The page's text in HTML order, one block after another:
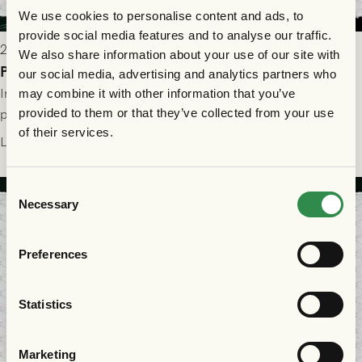
We use cookies to personalise content and ads, to
provide social media features and to analyse our traffic.
We also share information about your use of our site with
our social media, advertising and analytics partners who
may combine it with other information that you’ve
provided to them or that they’ve collected from your use
of their services.
Selection
Necessary
Preferences
Statistics
Marketing
2026-07-29 9:15
Publikinformation: FC Nordsjælland - GAIS 30/7
Information för dig som ska se FC Nordsjælland - GAIS på
plats på Right to Dream Park torsdagen den 30/7 kl. 19.00.
Läs mer